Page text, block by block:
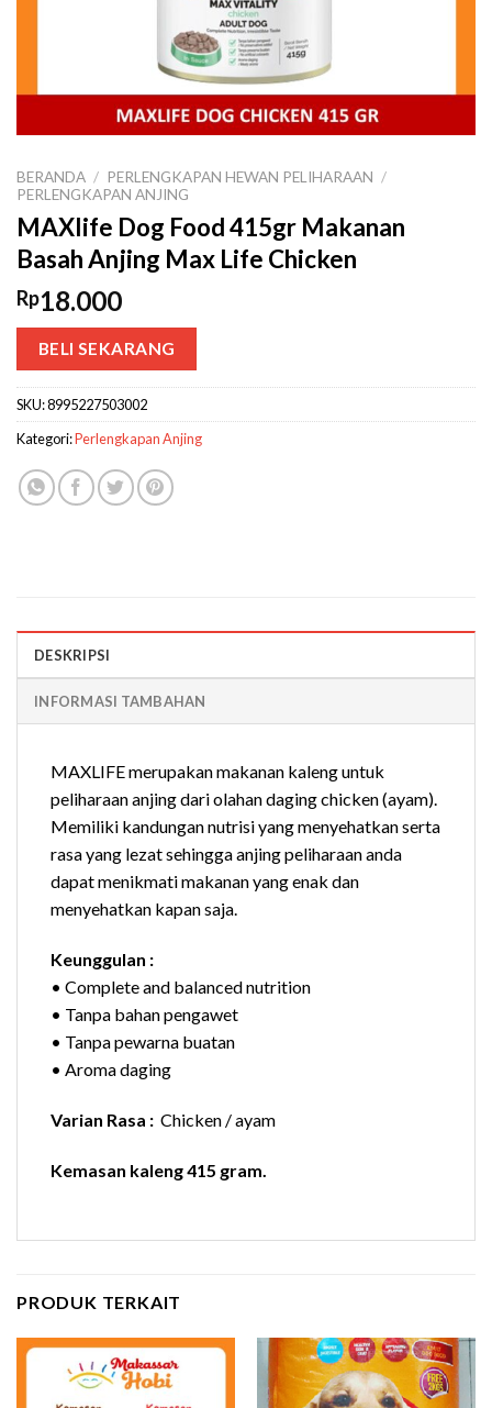
BERANDA / PERLENGKAPAN HEWAN PELIHARAAN /
PERLENGKAPAN ANJING
MAXlife Dog Food 415gr Makanan
Basah Anjing Max Life Chicken
Rp18.000
BELI SEKARANG
SKU:8995227503002
Kategori:Perlengkapan Anjing
DESKRIPSI
INFORMASI TAMBAHAN
MAXLIFE merupakan makanan kaleng untuk
peliharaan anjing dari olahan daging chicken (ayam).
Memiliki kandungan nutrisi yang menyehatkan serta
rasa yang lezat sehingga anjing peliharaan anda
dapat menikmati makanan yang enak dan
menyehatkan kapan saja.
Keunggulan :
• Complete and balanced nutrition
• Tanpa bahan pengawet
• Tanpa pewarna buatan
• Aroma daging
Varian Rasa : Chicken / ayam
Kemasan kaleng 415 gram.
PRODUK TERKAIT